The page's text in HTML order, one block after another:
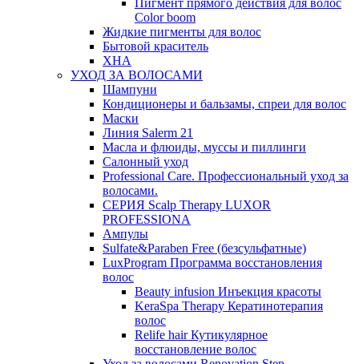
Пигмент прямого действия для волос
Color boom
Жидкие пигменты для волос
Бытовой краситель
ХНА
УХОД ЗА ВОЛОСАМИ
Шампуни
Кондиционеры и бальзамы, спреи для волос
Маски
Линия Salerm 21
Масла и флюиды, муссы и пиллинги
Салонный уход
Professional Care. Профессиональный уход за
волосами.
СЕРИЯ Scalp Therapy LUXOR
PROFESSIONA
Ампулы
Sulfate&Paraben Free (безсульфатные)
LuxProgram Программа восстановления
волос
Beauty infusion Инъекция красоты
KeraSpa Therapy Кератинотерапия
волос
Relife hair Кутикулярное
восстановление волос